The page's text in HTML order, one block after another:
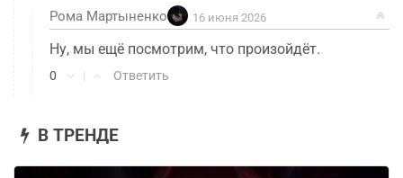
Рома Мартыненко 16 июня 2026
Ну, мы ещё посмотрим, что произойдёт.
0 | Ответить
В ТРЕНДЕ